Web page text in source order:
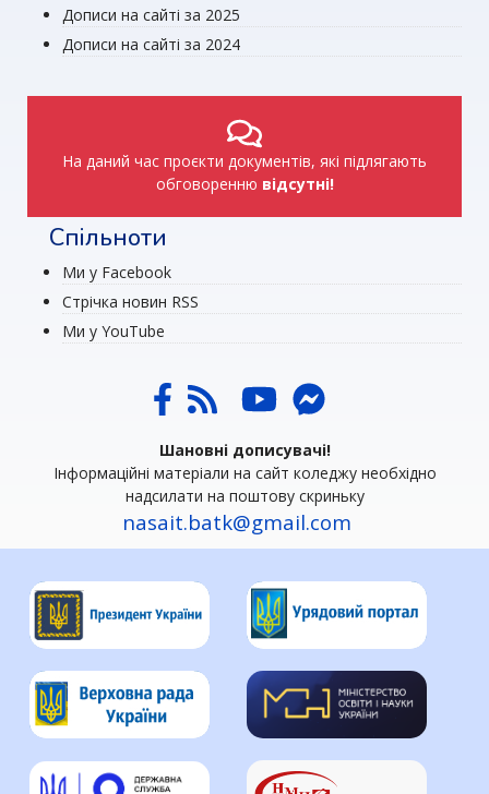
Дописи на сайті за 2025
Дописи на сайті за 2024
На даний час проєкти документів, які підлягають
обговоренню відсутні!
Спільноти
Ми у Facebook
Стрічка новин RSS
Ми у YouTube
Шановні дописувачі!
Інформаційні матеріали на сайт коледжу необхідно
надсилати на поштову скриньку
nasait.batk@gmail.com